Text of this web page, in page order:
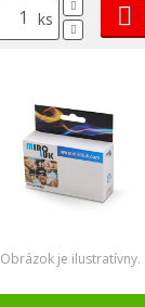
ks
Obrázok je ilustratívny.